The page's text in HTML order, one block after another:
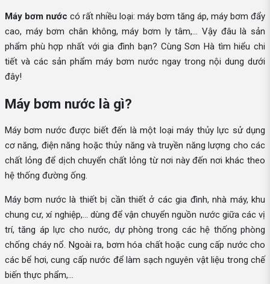
Máy bơm nước có rất nhiều loại: máy bơm tăng áp, máy bơm đẩy
cao, máy bơm chân không, máy bơm ly tâm,... Vậy đâu là sản
phẩm phù hợp nhất với gia đình bạn? Cùng Sơn Hà tìm hiểu chi
tiết và các sản phẩm máy bơm nước ngay trong nội dung dưới
đây!
Máy bơm nước là gì?
Máy bơm nước được biết đến là một loại máy thủy lực sử dụng
cơ năng, điện năng hoặc thủy năng và truyền năng lượng cho các
chất lỏng để dịch chuyển chất lỏng từ nơi này đến nơi khác theo
hệ thống đường ống.
Máy bơm nước là thiết bị cần thiết ở các gia đình, nhà máy, khu
chung cư, xí nghiệp,... dùng để vận chuyển nguồn nước giữa các vị
trí, tăng áp lực cho nước, dự phòng trong các hệ thống phòng
chống cháy nổ. Ngoài ra, bơm hóa chất hoặc cung cấp nước cho
các bể hơi, cung cấp nước để làm sạch nguyên vật liệu trong chế
biến thực phẩm,...